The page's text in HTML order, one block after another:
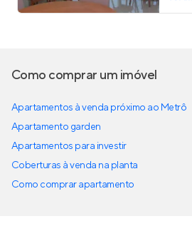
Como comprar um imóvel
Apartamentos à venda próximo ao Metrô
Apartamento garden
Apartamentos para investir
Coberturas à venda na planta
Como comprar apartamento